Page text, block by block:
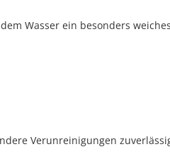
Wasser ein besonders
Verunreinigungen